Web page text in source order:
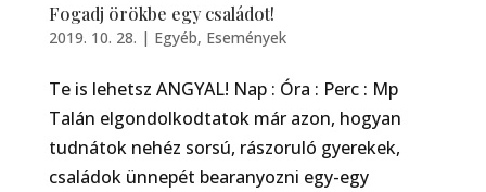
Fogadj örökbe egy családot!
2019. 10. 28. | Egyéb, Események
Te is lehetsz ANGYAL! Nap : Óra : Perc : Mp
Talán elgondolkodtatok már azon, hogyan
tudnátok nehéz sorsú, rászoruló gyerekek,
családok ünnepét bearanyozni egy-egy